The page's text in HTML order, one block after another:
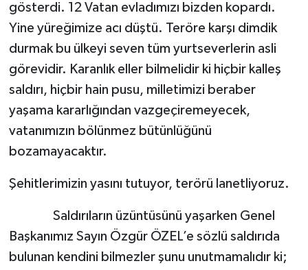
gösterdi. 12 Vatan evladımızı bizden kopardı.
Yine yüreğimize acı düştü. Teröre karşı dimdik
durmak bu ülkeyi seven tüm yurtseverlerin asli
görevidir. Karanlık eller bilmelidir ki hiçbir kalleş
saldırı, hiçbir hain pusu, milletimizi beraber
yaşama kararlığından vazgeçiremeyecek,
vatanımızın bölünmez bütünlüğünü
bozamayacaktır.
Şehitlerimizin yasını tutuyor, terörü lanetliyoruz.
Saldırıların üzüntüsünü yaşarken Genel
Başkanımız Sayın Özgür ÖZEL’e sözlü saldırıda
bulunan kendini bilmezler şunu unutmamalıdır ki;